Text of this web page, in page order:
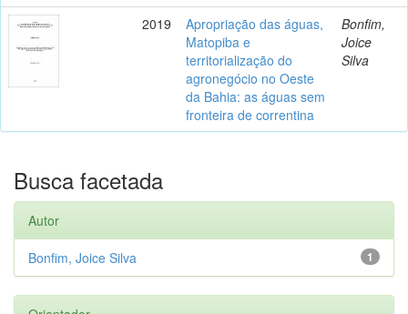
2019
Apropriação das águas,
Matopiba e
territorialização do
agronegócio no Oeste
da Bahia: as águas sem
fronteira de correntina
Bonfim,
Joice
Silva
Busca facetada
Autor
1
Bonfim, Joice Silva